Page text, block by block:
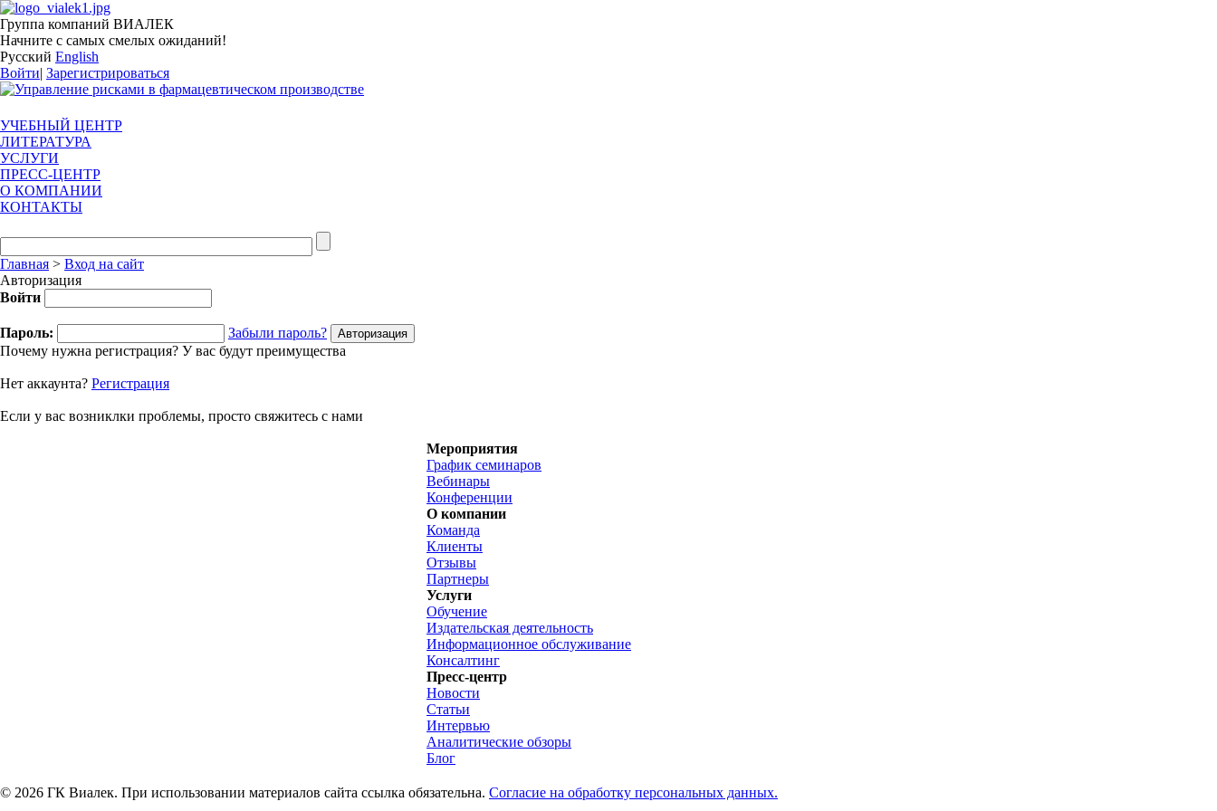
Группа компаний ВИАЛЕК
Начните с самых смелых ожиданий!
Русский English
Войти| Зарегистрироваться
УЧЕБНЫЙ ЦЕНТР
ЛИТЕРАТУРА
УСЛУГИ
ПРЕСС-ЦЕНТР
О КОМПАНИИ
КОНТАКТЫ
Главная > Вход на сайт
Авторизация
Войти
Пароль:
Забыли пароль?
Почему нужна регистрация? У вас будут преимущества
Нет аккаунта? Регистрация
Если у вас возниклки проблемы, просто свяжитесь с нами
Мероприятия
График семинаров
Вебинары
Конференции
О компании
Команда
Клиенты
Отзывы
Партнеры
Услуги
Обучение
Издательская деятельность
Информационное обслуживание
Консалтинг
Пресс-центр
Новости
Статьи
Интервью
Аналитические обзоры
Блог
© 2026 ГК Виалек. При использовании материалов сайта ссылка обязательна. Согласие на обработку персональных данных.